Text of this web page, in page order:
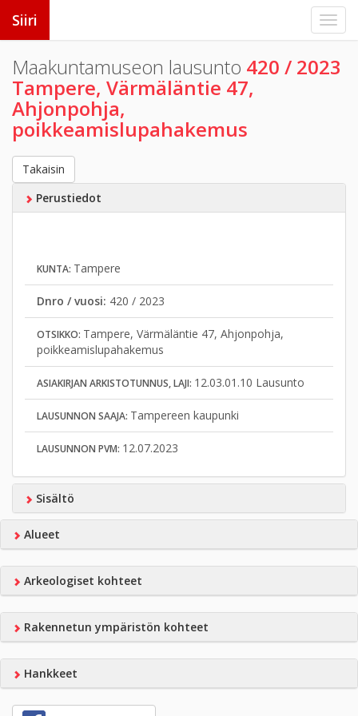
Siiri
Maakuntamuseon lausunto 420 / 2023
Tampere, Värmäläntie 47,
Ahjonpohja,
poikkeamislupahakemus
Takaisin
Perustiedot
KUNTA: Tampere
Dnro / vuosi: 420 / 2023
OTSIKKO: Tampere, Värmäläntie 47, Ahjonpohja,
poikkeamislupahakemus
ASIAKIRJAN ARKISTOTUNNUS, LAJI: 12.03.01.10 Lausunto
LAUSUNNON SAAJA: Tampereen kaupunki
LAUSUNNON PVM: 12.07.2023
Sisältö
Alueet
Arkeologiset kohteet
Rakennetun ympäristön kohteet
Hankkeet